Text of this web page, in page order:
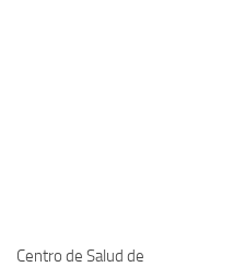
Centro de Salud de